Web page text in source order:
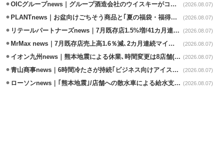
OICグループnews｜グループ酒造会社のウイスキーがコンペティション受賞 (2026.08.07)
PLANTnews｜お盆向けごちそう商品と｢夏の福袋・福得カート｣8/8から開催 (2026.08.07)
リテールパートナーズnews｜7月既存店1.5%増/41カ月連続増 (2026.08.07)
MrMax news｜7月既存店売上高1.6％減､2カ月連続マイナス (2026.08.07)
イオン九州news｜熊本地震による休業､時間変更は8店舗(8/7時点) (2026.08.07)
青山商事news｜6時間冷たさが持続｢ビジネス向けアイスベスト｣発売 (2026.08.07)
ローソンnews｜｢熊本地震｣/店舗への散水車による給水支援を開始 (2026.08.07)